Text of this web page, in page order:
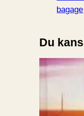
bagage
Du